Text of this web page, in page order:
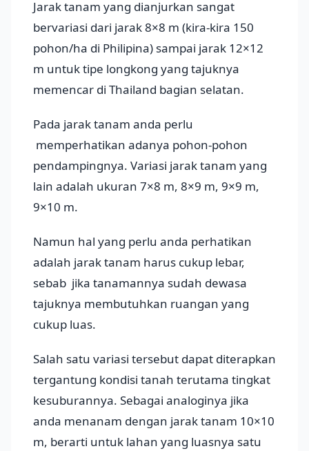
Jarak tanam yang dianjurkan sangat
bervariasi dari jarak 8×8 m (kira-kira 150
pohon/ha di Philipina) sampai jarak 12×12
m untuk tipe longkong yang tajuknya
memencar di Thailand bagian selatan.
Pada jarak tanam anda perlu
memperhatikan adanya pohon-pohon
pendampingnya. Variasi jarak tanam yang
lain adalah ukuran 7×8 m, 8×9 m, 9×9 m,
9×10 m.
Namun hal yang perlu anda perhatikan
adalah jarak tanam harus cukup lebar,
sebab jika tanamannya sudah dewasa
tajuknya membutuhkan ruangan yang
cukup luas.
Salah satu variasi tersebut dapat diterapkan
tergantung kondisi tanah terutama tingkat
kesuburannya. Sebagai analoginya jika
anda menanam dengan jarak tanam 10×10
m, berarti untuk lahan yang luasnya satu